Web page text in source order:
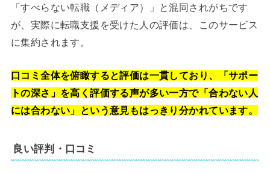
「すべらない転職（メディア）」と混同されがちです
が、実際に転職支援を受けた人の評価は、このサービス
に集約されます。
口コミ全体を俯瞰すると評価は一貫しており、「サポー
トの深さ」を高く評価する声が多い一方で「合わない人
には合わない」という意見もはっきり分かれています。
良い評判・口コミ